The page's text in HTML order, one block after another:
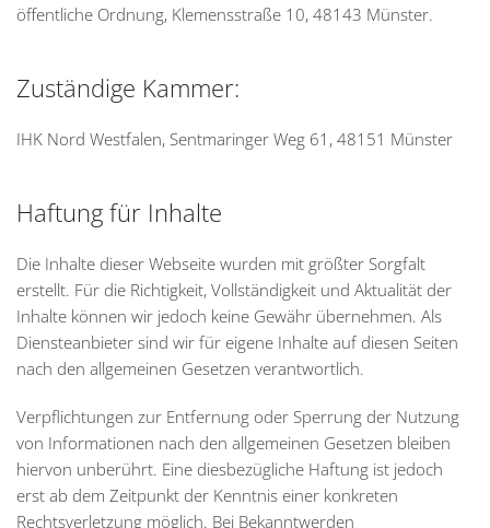
öffentliche Ordnung, Klemensstraße 10, 48143 Münster.
Zuständige Kammer:
IHK Nord Westfalen, Sentmaringer Weg 61, 48151 Münster
Haftung für Inhalte
Die Inhalte dieser Webseite wurden mit größter Sorgfalt
erstellt. Für die Richtigkeit, Vollständigkeit und Aktualität der
Inhalte können wir jedoch keine Gewähr übernehmen. Als
Diensteanbieter sind wir für eigene Inhalte auf diesen Seiten
nach den allgemeinen Gesetzen verantwortlich.
Verpflichtungen zur Entfernung oder Sperrung der Nutzung
von Informationen nach den allgemeinen Gesetzen bleiben
hiervon unberührt. Eine diesbezügliche Haftung ist jedoch
erst ab dem Zeitpunkt der Kenntnis einer konkreten
Rechtsverletzung möglich. Bei Bekanntwerden